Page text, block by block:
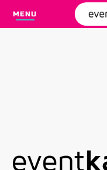
MENU